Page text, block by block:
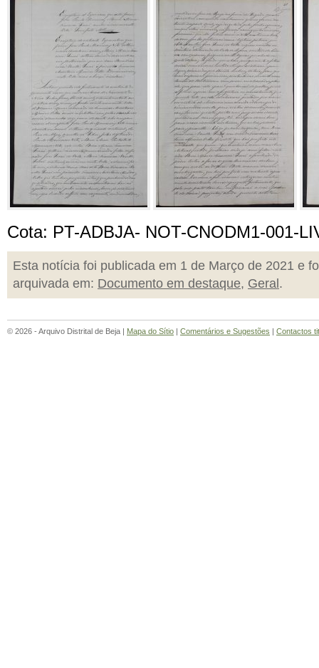
Cota: PT-ADBJA- NOT-CNODM1-001-
Esta notícia foi publicada em 1 de Março de 2021 e
arquivada em: Documento em destaque, Geral .
© 2026 - Arquivo Distrital de Beja | Mapa do Sítio | Comentários e Sugestões | Contactos